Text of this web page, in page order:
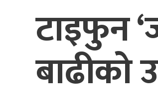
टाइफुन
बाढीको